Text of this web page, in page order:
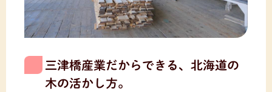
三津橋産業だからできる、北海道の
木の活かし方。